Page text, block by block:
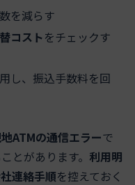
を減らす
コストをチェックす
し、振込手数料を回
ATMの通信エラーで
とがあります。 利用明
連絡手順を控えておく